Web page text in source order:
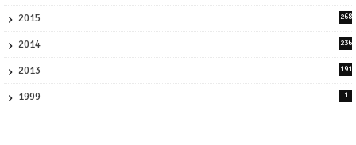
2015
268
2014
236
2013
191
1999 1